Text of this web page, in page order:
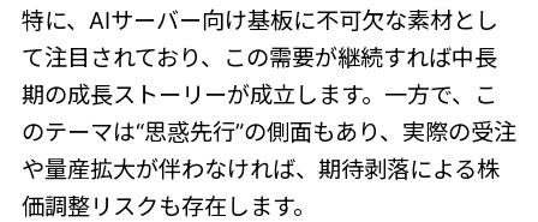
特に、AIサーバー向け基板に不可欠な素材とし
て注目されており、この需要が継続すれば中長
期の成長ストーリーが成立します。一方で、こ
のテーマは“思惑先行”の側面もあり、実際の受注
や量産拡大が伴わなければ、期待剥落による株
価調整リスクも存在します。